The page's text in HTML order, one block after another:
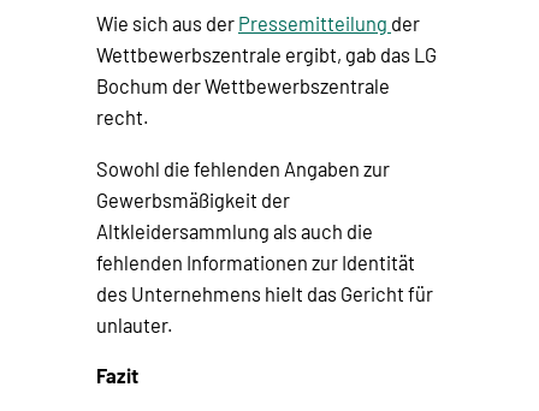
Wie sich aus der Pressemitteilung der
Wettbewerbszentrale ergibt, gab das LG
Bochum der Wettbewerbszentrale
recht.
Sowohl die fehlenden Angaben zur
Gewerbsmäßigkeit der
Altkleidersammlung als auch die
fehlenden Informationen zur Identität
des Unternehmens hielt das Gericht für
unlauter.
Fazit